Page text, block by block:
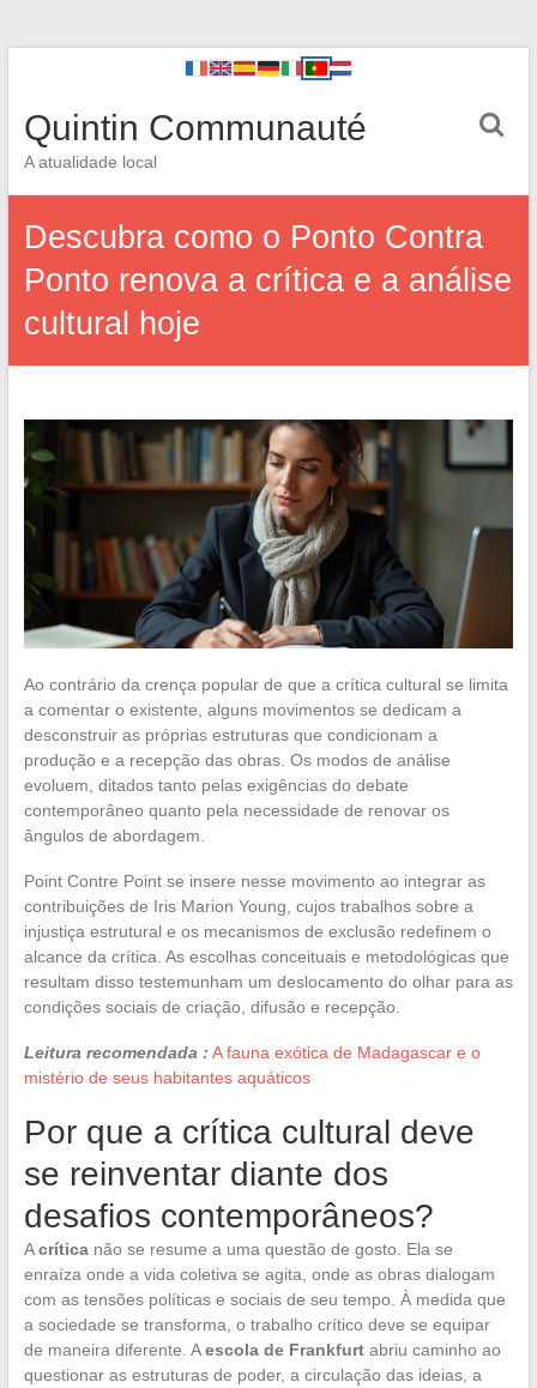
Quintin Communauté
A atualidade local
Descubra como o Ponto Contra
Ponto renova a crítica e a análise
cultural hoje
Ao contrário da crença popular de que a crítica cultural se limita
a comentar o existente, alguns movimentos se dedicam a
desconstruir as próprias estruturas que condicionam a
produção e a recepção das obras. Os modos de análise
evoluem, ditados tanto pelas exigências do debate
contemporâneo quanto pela necessidade de renovar os
ângulos de abordagem.
Point Contre Point se insere nesse movimento ao integrar as
contribuições de Iris Marion Young, cujos trabalhos sobre a
injustiça estrutural e os mecanismos de exclusão redefinem o
alcance da crítica. As escolhas conceituais e metodológicas que
resultam disso testemunham um deslocamento do olhar para as
condições sociais de criação, difusão e recepção.
Leitura recomendada : A fauna exótica de Madagascar e o
mistério de seus habitantes aquáticos
Por que a crítica cultural deve
se reinventar diante dos
desafios contemporâneos?
Acríticanão se resume a uma questão de gosto. Ela se
enraíza onde a vida coletiva se agita, onde as obras dialogam
com as tensões políticas e sociais de seu tempo. À medida que
a sociedade se transforma, o trabalho crítico deve se equipar
de maneira diferente. Aescola de Frankfurtabriu caminho ao
questionar as estruturas de poder, a circulação das ideias, a